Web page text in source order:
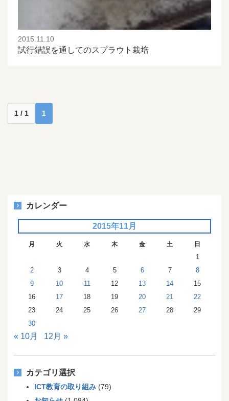
2015.11.10
試行錯誤を通してのスプラウト栽培
1 / 1 1
カレンダー
2015年11月
月 火 水 木 金 土 日
1
2
3 4 5 6 7
8
9
10 11 12 13 14
15
16
17 18 19 20 21
22
23
24 25 26 27 28
29
30
« 10月 12月 »
カテゴリ選択
ICT教育の取り組み (79)